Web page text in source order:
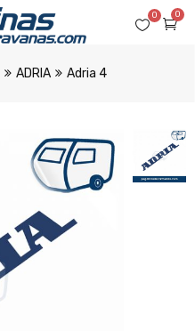
0
0
ADRIA Adria 4